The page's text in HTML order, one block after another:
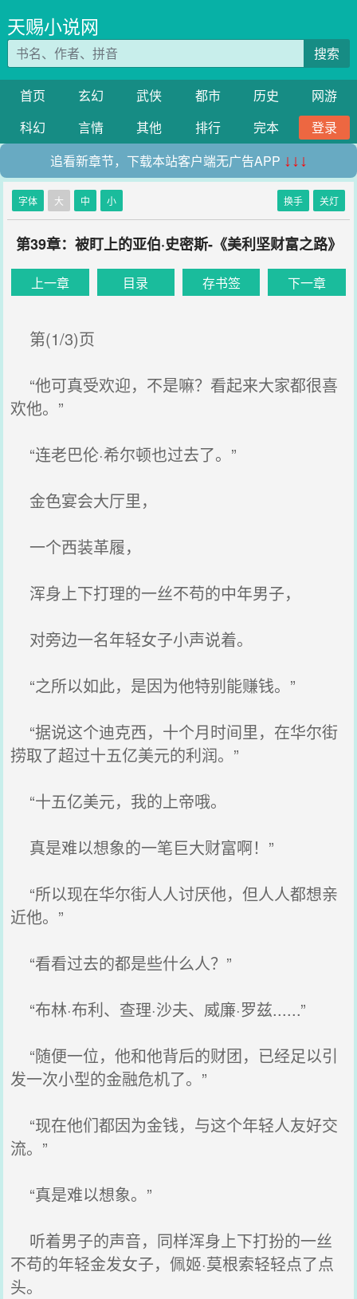
天赐小说网
搜索
首页 玄幻 武侠 都市 历史
网游
科幻
言情 其他 排行 完本
登录
追看新章节，下载本站客户端无广告APP ↓↓↓
字体 大 中 小 换手 关灯
第39章：被盯上的亚伯·史密斯-《美利坚财富之路》
上一章 目录 存书签 下一章
第(1/3)页
“他可真受欢迎，不是嘛？看起来大家都很喜
欢他。”
“连老巴伦·希尔顿也过去了。”
金色宴会大厅里，
一个西装革履，
浑身上下打理的一丝不苟的中年男子，
对旁边一名年轻女子小声说着。
“之所以如此，是因为他特别能赚钱。”
“据说这个迪克西，十个月时间里，在华尔街
捞取了超过十五亿美元的利润。”
“十五亿美元，我的上帝哦。
真是难以想象的一笔巨大财富啊！”
“所以现在华尔街人人讨厌他，但人人都想亲
近他。”
“看看过去的都是些什么人？”
“布林·布利、查理·沙夫、威廉·罗兹......”
“随便一位，他和他背后的财团，已经足以引
发一次小型的金融危机了。”
“现在他们都因为金钱，与这个年轻人友好交
流。”
“真是难以想象。”
听着男子的声音，同样浑身上下打扮的一丝
不苟的年轻金发女子，佩姬·莫根索轻轻点了点
头。